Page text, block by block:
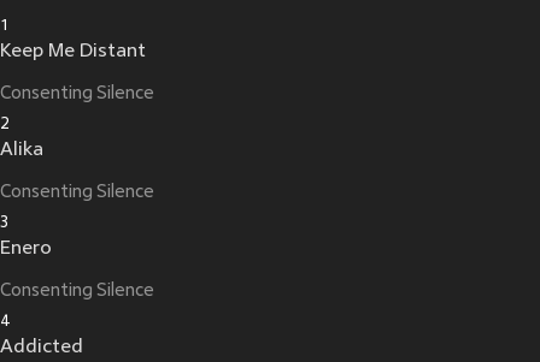
1
Keep Me Distant
Consenting Silence
2
Alika
Consenting Silence
3
Enero
Consenting Silence
4
Addicted